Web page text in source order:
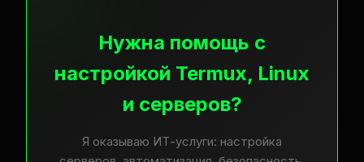
Нужна помощь с
настройкой Termux, Linux
и серверов?
Я оказываю ИТ-услуги: настройка